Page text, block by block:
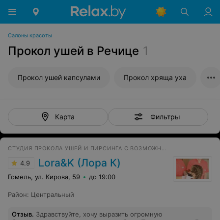
Салоны красоты
Прокол ушей в Речице 1
Прокол ушей капсулами Прокол хряща уха
Карта Фильтры
СТУДИЯ ПРОКОЛА УШЕЙ И ПИРСИНГА С ВОЗМОЖНОСТЬЮ ВЫЕЗДА НА ДОМ
4.9 Lora&K (Лора К)
Гомель, ул. Кирова, 59 до 19:00
Район: Центральный
Отзыв. Здравствуйте, хочу выразить огромную